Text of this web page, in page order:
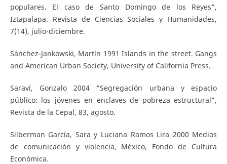
populares. El caso de Santo Domingo de los Reyes”,
Iztapalapa. Revista de Ciencias Sociales y Humanidades,
7(14), julio-diciembre.
Sánchez-Jankowski, Martín 1991 Islands in the street. Gangs
and American Urban Society, University of California Press.
Saraví, Gonzalo 2004 “Segregación urbana y espacio
público: los jóvenes en enclaves de pobreza estructural”,
Revista de la Cepal, 83, agosto.
Silberman García, Sara y Luciana Ramos Lira 2000 Medios
de comunicación y violencia, México, Fondo de Cultura
Económica.